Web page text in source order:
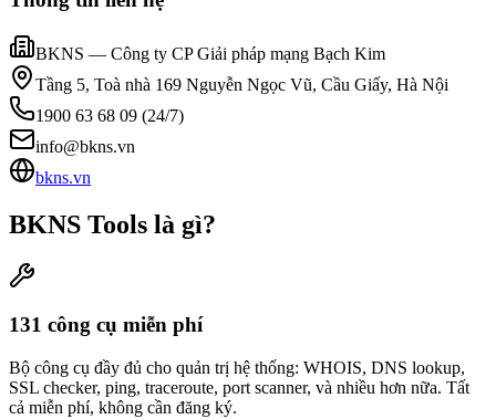
BKNS — Công ty CP Giải pháp mạng Bạch Kim
Tầng 5, Toà nhà 169 Nguyễn Ngọc Vũ, Cầu Giấy, Hà Nội
1900 63 68 09 (24/7)
info@bkns.vn
bkns.vn
BKNS Tools là gì?
131 công cụ miễn phí
Bộ công cụ đầy đủ cho quản trị hệ thống: WHOIS, DNS lookup,
SSL checker, ping, traceroute, port scanner, và nhiều hơn nữa. Tất
cả miễn phí, không cần đăng ký.